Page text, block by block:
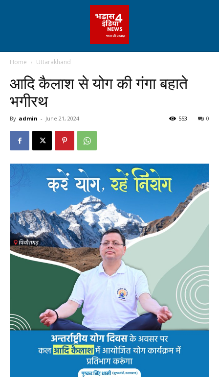
Home Uttarakhand
आदि कैलाश से योग की गंगा बहाते
भगीरथ
By admin - June 21, 2024 0
553